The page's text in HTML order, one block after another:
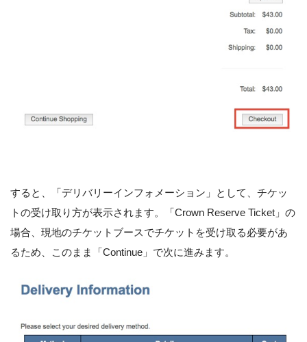
すると、「デリバリーインフォメーション」として、チケッ
トの受け取り方が表示されます。「Crown Reserve Ticket」の
場合、現地のチケットブースでチケットを受け取る必要があ
るため、このまま「Continue」で次に進みます。